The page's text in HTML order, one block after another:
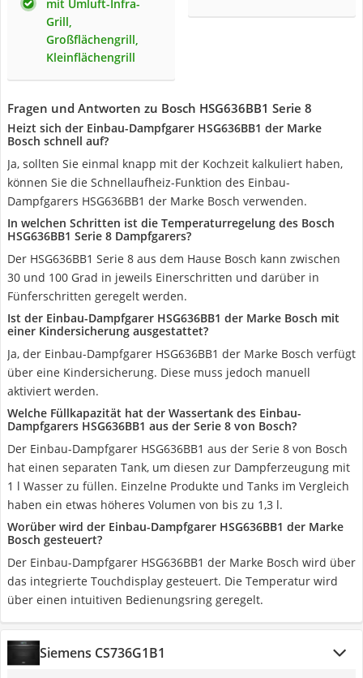
mit Umluft-Infra-
Grill,
Großflächengrill,
Kleinflächengrill
Fragen und Antworten zu Bosch HSG636BB1 Serie 8
Heizt sich der Einbau-Dampfgarer HSG636BB1 der Marke
Bosch schnell auf?
Ja, sollten Sie einmal knapp mit der Kochzeit kalkuliert haben,
können Sie die Schnellaufheiz-Funktion des Einbau-
Dampfgarers HSG636BB1 der Marke Bosch verwenden.
In welchen Schritten ist die Temperaturregelung des Bosch
HSG636BB1 Serie 8 Dampfgarers?
Der HSG636BB1 Serie 8 aus dem Hause Bosch kann zwischen
30 und 100 Grad in jeweils Einerschritten und darüber in
Fünferschritten geregelt werden.
Ist der Einbau-Dampfgarer HSG636BB1 der Marke Bosch mit
einer Kindersicherung ausgestattet?
Ja, der Einbau-Dampfgarer HSG636BB1 der Marke Bosch verfügt
über eine Kindersicherung. Diese muss jedoch manuell
aktiviert werden.
Welche Füllkapazität hat der Wassertank des Einbau-
Dampfgarers HSG636BB1 aus der Serie 8 von Bosch?
Der Einbau-Dampfgarer HSG636BB1 aus der Serie 8 von Bosch
hat einen separaten Tank, um diesen zur Dampferzeugung mit
1 l Wasser zu füllen. Einzelne Produkte und Tanks im Vergleich
haben ein etwas höheres Volumen von bis zu 1,3 l.
Worüber wird der Einbau-Dampfgarer HSG636BB1 der Marke
Bosch gesteuert?
Der Einbau-Dampfgarer HSG636BB1 der Marke Bosch wird über
das integrierte Touchdisplay gesteuert. Die Temperatur wird
über einen intuitiven Bedienungsring geregelt.
Siemens CS736G1B1